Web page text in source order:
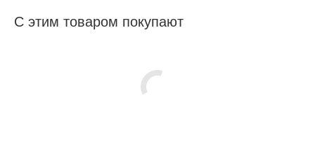
С этим товаром покупают